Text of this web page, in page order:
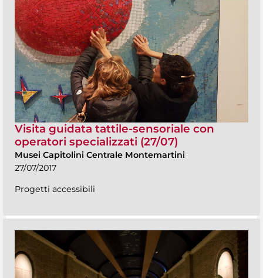
Visita guidata tattile-sensoriale con
operatori specializzati (27/07)
Musei Capitolini Centrale Montemartini
27/07/2017
Progetti accessibili